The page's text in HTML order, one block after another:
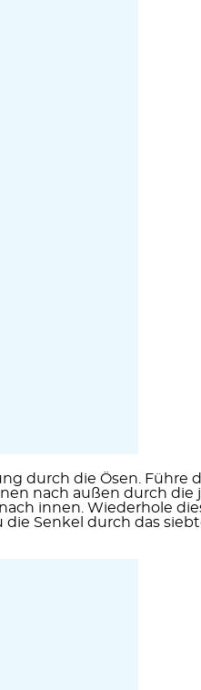
durch die Ösen. Führe
nach außen durch die
innen. Wiederhole
Senkel durch das